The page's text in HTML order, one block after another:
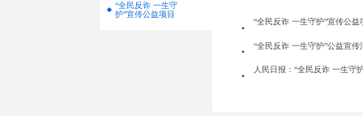
“全民反诈 一生守
护”宣传公益项目
“全民反诈 一生守护”宣传公
“全民反诈 一生守护”公益宣传
人民日报：“全民反诈 一生守